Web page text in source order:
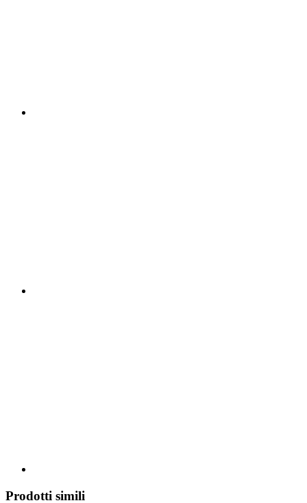
Prodotti simili